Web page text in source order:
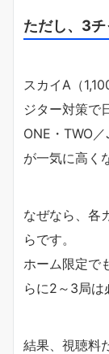
ただし、3
スカイA（
ジター対策で
ONE・TWO
が一気に高く
なぜなら、各
らです。
ホーム限定で
らに2～3局は
結果、視聴料